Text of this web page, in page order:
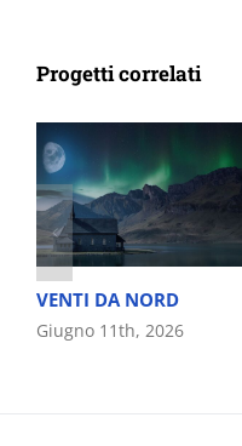
Progetti correlati
VENTI DA NORD
Giugno 11th, 2026